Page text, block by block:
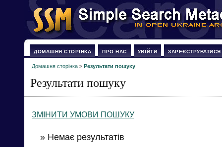
ДОМАШНЯ СТОРІНКА ПРО НАС УВІЙТИ ЗАРЕЄСТРУВАТИСЯ
Домашня сторінка > Результати пошуку
Результати пошуку
ЗМІНИТИ УМОВИ ПОШУКУ
» Немає результатів